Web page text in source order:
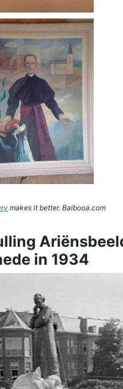
makes it better. Balbooa.com
in 1934